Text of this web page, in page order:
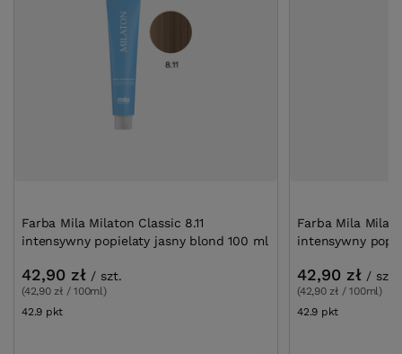
Farba Mila Milaton Classic 8.11
intensywny popielaty jasny blond 100 ml
42,90 zł / szt.
(42,90 zł / 100ml)
42.9 pkt
Farba Mila
intensywny
42,90 zł / szt.
(42,90 zł / 100ml)
42.9 pkt